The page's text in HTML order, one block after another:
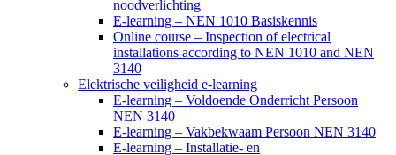
noodverlichting
E-learning – NEN 1010 Basiskennis
Online course – Inspection of electrical
installations according to NEN 1010 and NEN
3140
Elektrische veiligheid e-learning
E-learning – Voldoende Onderricht Persoon
NEN 3140
E-learning – Vakbekwaam Persoon NEN 3140
E-learning – Installatie- en